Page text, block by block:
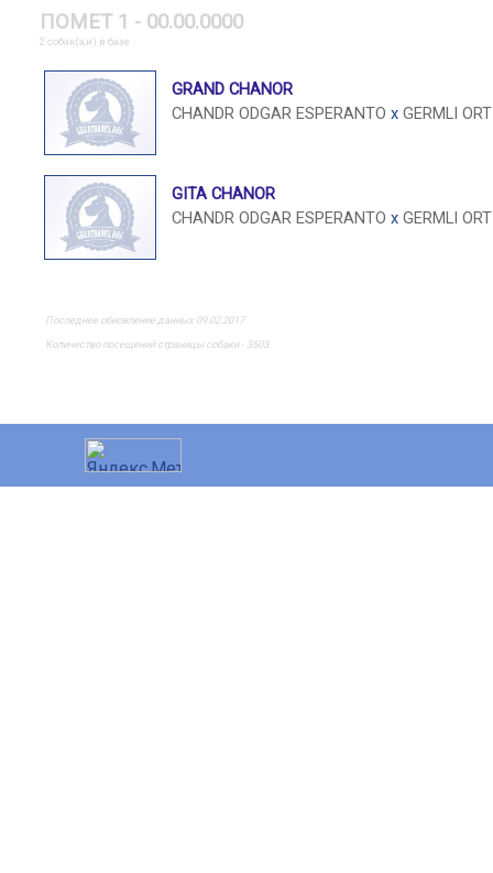
ПОМЕТ 1 - 00.00.0000
2 собак(а,и) в базе
GRAND CHANOR
CHANDR ODGAR ESPERANTO x GERMLI
GITA CHANOR
CHANDR ODGAR ESPERANTO x GERMLI
Последнее обновление данных 09.02.2017
Количество посещений страницы собаки - 3503